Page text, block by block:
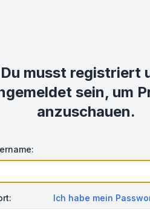
Du musst registriert
sein, um
anzuschauen.
Ich habe mein